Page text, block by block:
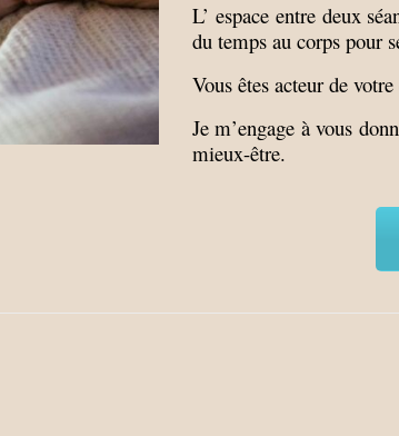
L’ espace entre deux
du temps au corps pour
Vous êtes acteur de
Je m’engage à vous
mieux-être.